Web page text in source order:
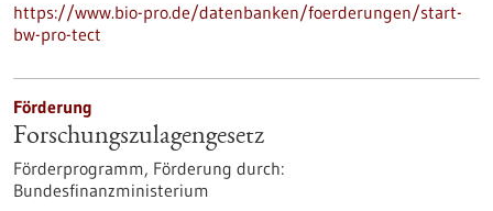
https://www.bio-pro.de/datenbanken/foerderungen/start-
bw-pro-tect
Förderung
Forschungszulagengesetz
Förderprogramm, Förderung durch:
Bundesfinanzministerium